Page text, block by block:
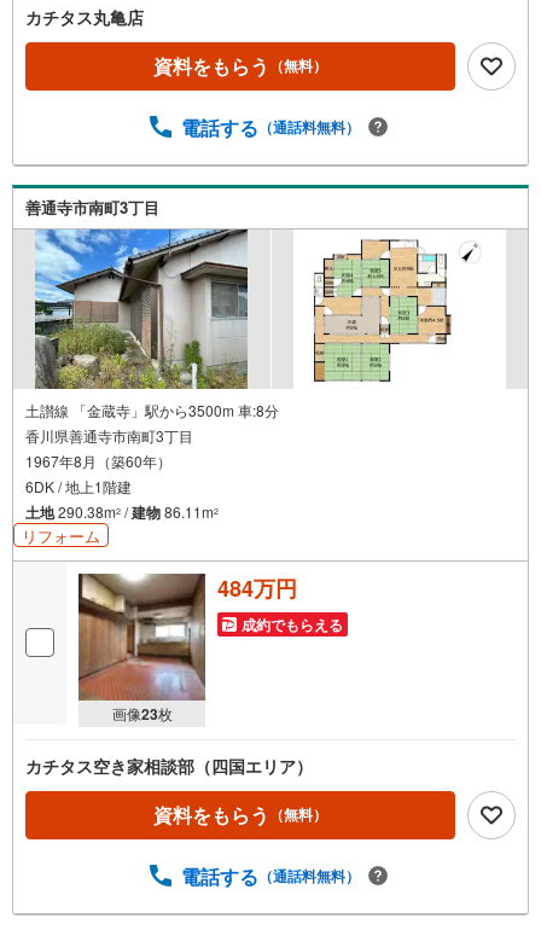
カチタス丸亀店
資料をもらう （無料）
電話する （通話料無料）
善通寺市南町3丁目
土讃線 「金蔵寺」駅から3500m 車:8分
香川県善通寺市南町3丁目
1967年8月（築60年）
6DK / 地上1階建
土地290.38m2 /建物86.11m2
リフォーム
画像23枚
484万円
成約でもらえる
カチタス空き家相談部（四国エリア）
資料をもらう （無料）
電話する （通話料無料）